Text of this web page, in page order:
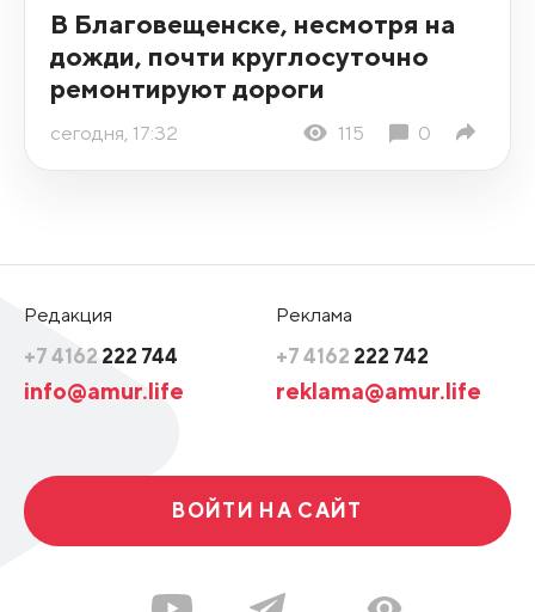
В Благовещенске, несмотря на
дожди, почти круглосуточно
ремонтируют дороги
сегодня, 17:32 115 0
Редакция
+7 4162 222 744
info@amur.life
Реклама
+7 4162 222 742
reklama@amur.life
ВОЙТИ НА САЙТ